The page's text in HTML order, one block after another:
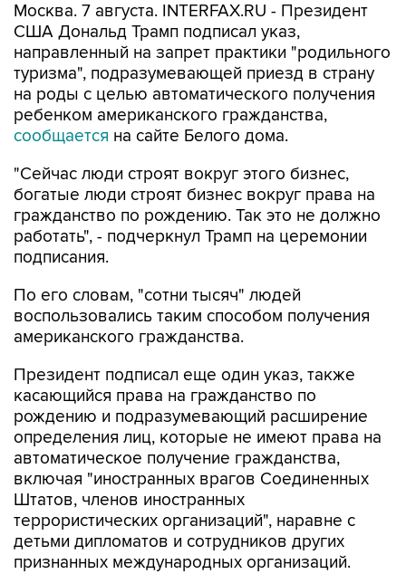
Москва. 7 августа. INTERFAX.RU - Президент
США Дональд Трамп подписал указ,
направленный на запрет практики "родильного
туризма", подразумевающей приезд в страну
на роды с целью автоматического получения
ребенком американского гражданства,
сообщается на сайте Белого дома.
"Сейчас люди строят вокруг этого бизнес,
богатые люди строят бизнес вокруг права на
гражданство по рождению. Так это не должно
работать", - подчеркнул Трамп на церемонии
подписания.
По его словам, "сотни тысяч" людей
воспользовались таким способом получения
американского гражданства.
Президент подписал еще один указ, также
касающийся права на гражданство по
рождению и подразумевающий расширение
определения лиц, которые не имеют права на
автоматическое получение гражданства,
включая "иностранных врагов Соединенных
Штатов, членов иностранных
террористических организаций", наравне с
детьми дипломатов и сотрудников других
признанных международных организаций.